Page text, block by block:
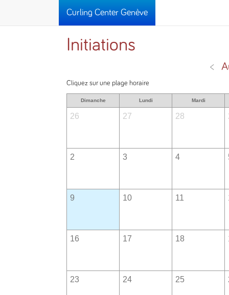
Curling Center Genève
Initiations
<
Cliquez sur une plage horaire
Dimanche Lundi Mardi
26 27 28
2 3 4
9 10 11
16 17 18
23 24 25